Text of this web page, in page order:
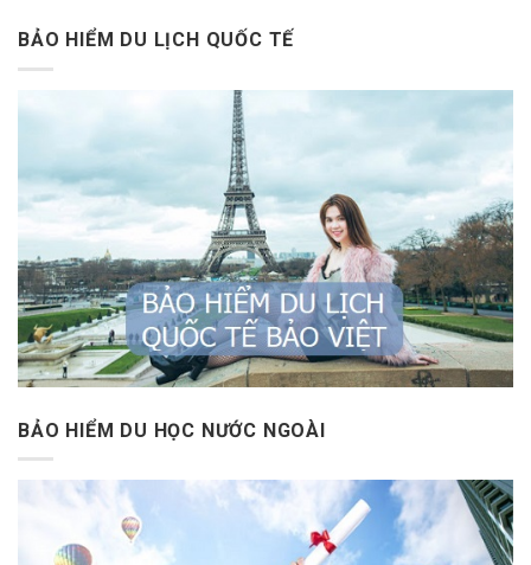
BẢO HIỂM DU LỊCH QUỐC TẾ
BẢO HIỂM DU HỌC NƯỚC NGOÀI